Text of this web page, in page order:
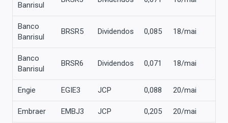
Banrisul
Banco
Banrisul
BRSR5 Dividendos 0,085 18/mai
Banco
Banrisul
BRSR6 Dividendos 0,071 18/mai
Engie EGIE3 JCP 0,088 20/mai
Embraer EMBJ3 JCP 0,205 20/mai